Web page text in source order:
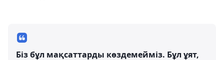
Біз бұл мақсаттарды көздемейміз. Бұл ұят,